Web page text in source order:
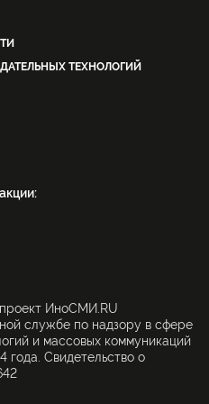
ТЕХНОЛОГИЙ
ИноСМИ.RU
службе по надзору в сфере
и массовых коммуникаций
года. Свидетельство о